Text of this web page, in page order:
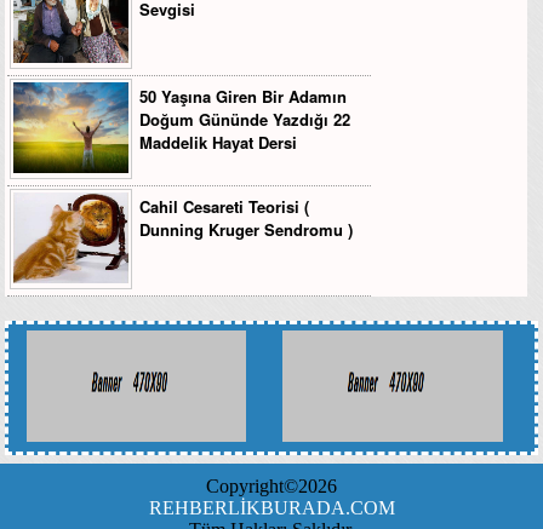
Sevgisi
50 Yaşına Giren Bir Adamın
Doğum Gününde Yazdığı 22
Maddelik Hayat Dersi
Cahil Cesareti Teorisi (
Dunning Kruger Sendromu )
Copyright©2026
REHBERLİKBURADA.COM